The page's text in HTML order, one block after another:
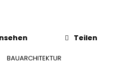
BAUARCHITEKTUR
Teilen